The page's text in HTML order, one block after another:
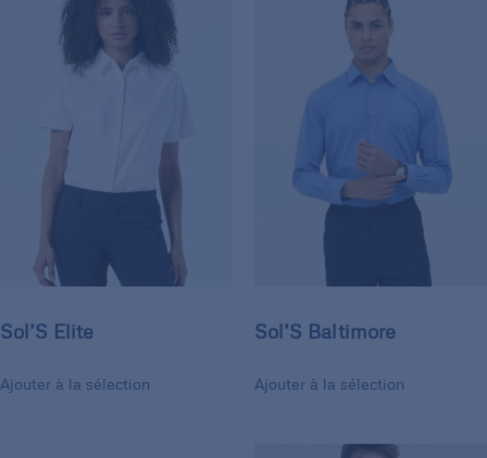
Sol’S Elite
Ajouter à la sélection
Sol’S Baltimore
Ajouter à la sélection